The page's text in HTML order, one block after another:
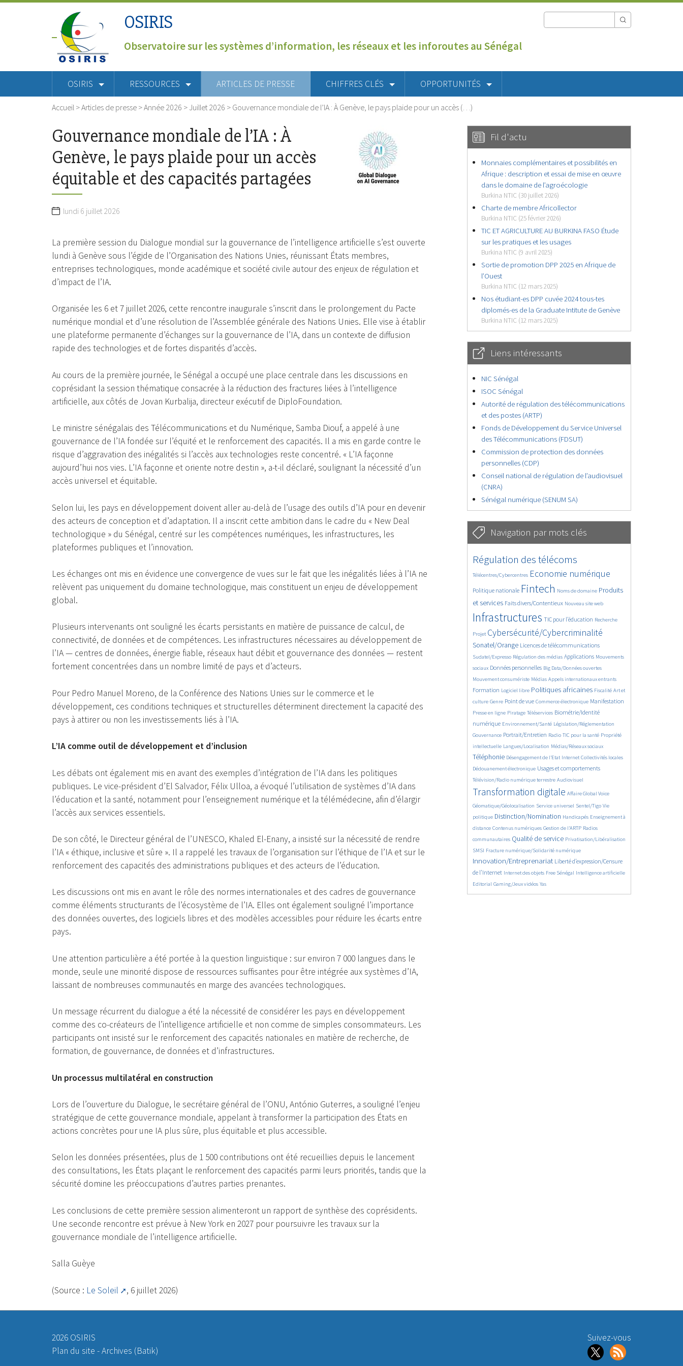
OSIRIS
Observatoire sur les systèmes d’information, les réseaux et les inforoutes au Sénégal
OSIRIS RESSOURCES ARTICLES DE PRESSE CHIFFRES CLÉS OPPORTUNITÉS
Accueil >Articles de presse >Année 2026 > Juillet 2026 > Gouvernance mondiale de l’IA : À Genève, le pays plaide pour un accès (…)
Gouvernance mondiale de l’IA : À
Genève, le pays plaide pour un accès
équitable et des capacités partagées
lundi 6 juillet 2026
La première session du Dialogue mondial sur la gouvernance de l’intelligence artificielle s’est ouverte
lundi à Genève sous l’égide de l’Organisation des Nations Unies, réunissant États membres,
entreprises technologiques, monde académique et société civile autour des enjeux de régulation et
d’impact de l’IA.
Organisée les 6 et 7 juillet 2026, cette rencontre inaugurale s’inscrit dans le prolongement du Pacte
numérique mondial et d’une résolution de l’Assemblée générale des Nations Unies. Elle vise à établir
une plateforme permanente d’échanges sur la gouvernance de l’IA, dans un contexte de diffusion
rapide des technologies et de fortes disparités d’accès.
Au cours de la première journée, le Sénégal a occupé une place centrale dans les discussions en
coprésidant la session thématique consacrée à la réduction des fractures liées à l’intelligence
artificielle, aux côtés de Jovan Kurbalija, directeur exécutif de DiploFoundation.
Le ministre sénégalais des Télécommunications et du Numérique, Samba Diouf, a appelé à une
gouvernance de l’IA fondée sur l’équité et le renforcement des capacités. Il a mis en garde contre le
risque d’aggravation des inégalités si l’accès aux technologies reste concentré. « L’IA façonne
aujourd’hui nos vies. L’IA façonne et oriente notre destin », a-t-il déclaré, soulignant la nécessité d’un
accès universel et équitable.
Selon lui, les pays en développement doivent aller au-delà de l’usage des outils d’IA pour en devenir
des acteurs de conception et d’adaptation. Il a inscrit cette ambition dans le cadre du « New Deal
technologique » du Sénégal, centré sur les compétences numériques, les infrastructures, les
plateformes publiques et l’innovation.
Les échanges ont mis en évidence une convergence de vues sur le fait que les inégalités liées à l’IA ne
relèvent pas uniquement du domaine technologique, mais constituent un enjeu de développement
global.
Plusieurs intervenants ont souligné les écarts persistants en matière de puissance de calcul, de
connectivité, de données et de compétences. Les infrastructures nécessaires au développement de
l’IA — centres de données, énergie fiable, réseaux haut débit et gouvernance des données — restent
fortement concentrées dans un nombre limité de pays et d’acteurs.
Pour Pedro Manuel Moreno, de la Conférence des Nations Unies sur le commerce et le
développement, ces conditions techniques et structurelles déterminent directement la capacité des
pays à attirer ou non les investissements liés à l’IA.
L’IA comme outil de développement et d’inclusion
Les débats ont également mis en avant des exemples d’intégration de l’IA dans les politiques
publiques. Le vice-président d’El Salvador, Félix Ulloa, a évoqué l’utilisation de systèmes d’IA dans
l’éducation et la santé, notamment pour l’enseignement numérique et la télémédecine, afin d’élargir
l’accès aux services essentiels.
De son côté, le Directeur général de l’UNESCO, Khaled El-Enany, a insisté sur la nécessité de rendre
l’IA « éthique, inclusive et sûre ». Il a rappelé les travaux de l’organisation sur l’éthique de l’IA et sur le
renforcement des capacités des administrations publiques et des acteurs de l’éducation.
Les discussions ont mis en avant le rôle des normes internationales et des cadres de gouvernance
comme éléments structurants de l’écosystème de l’IA. Elles ont également souligné l’importance
des données ouvertes, des logiciels libres et des modèles accessibles pour réduire les écarts entre
pays.
Une attention particulière a été portée à la question linguistique : sur environ 7 000 langues dans le
monde, seule une minorité dispose de ressources suffisantes pour être intégrée aux systèmes d’IA,
laissant de nombreuses communautés en marge des avancées technologiques.
Un message récurrent du dialogue a été la nécessité de considérer les pays en développement
comme des co-créateurs de l’intelligence artificielle et non comme de simples consommateurs. Les
participants ont insisté sur le renforcement des capacités nationales en matière de recherche, de
formation, de gouvernance, de données et d’infrastructures.
Un processus multilatéral en construction
Lors de l’ouverture du Dialogue, le secrétaire général de l’ONU, António Guterres, a souligné l’enjeu
stratégique de cette gouvernance mondiale, appelant à transformer la participation des États en
actions concrètes pour une IA plus sûre, plus équitable et plus accessible.
Selon les données présentées, plus de 1 500 contributions ont été recueillies depuis le lancement
des consultations, les États plaçant le renforcement des capacités parmi leurs priorités, tandis que la
sécurité domine les préoccupations d’autres parties prenantes.
Les conclusions de cette première session alimenteront un rapport de synthèse des coprésidents.
Une seconde rencontre est prévue à New York en 2027 pour poursuivre les travaux sur la
gouvernance mondiale de l’intelligence artificielle.
Salla Guèye
(Source : Le Soleil , 6 juillet 2026)
Fil d'actu
Monnaies complémentaires et possibilités en
Afrique : description et essai de mise en œuvre
dans le domaine de l’agroécologie
Burkina NTIC (30 juillet 2026)
Charte de membre Africollector
Burkina NTIC (25 février 2026)
TIC ET AGRICULTURE AU BURKINA FASO Étude
sur les pratiques et les usages
Burkina NTIC (9 avril 2025)
Sortie de promotion DPP 2025 en Afrique de
l’Ouest
Burkina NTIC (12 mars 2025)
Nos étudiant-es DPP cuvée 2024 tous-tes
diplomés-es de la Graduate Intitute de Genève
Burkina NTIC (12 mars 2025)
Liens intéressants
NIC Sénégal
ISOC Sénégal
Autorité de régulation des télécommunications
et des postes (ARTP)
Fonds de Développement du Service Universel
des Télécommunications (FDSUT)
Commission de protection des données
personnelles (CDP)
Conseil national de régulation de l’audiovisuel
(CNRA)
Sénégal numérique (SENUM SA)
Navigation par mots clés
4637/5597
Régulation des télécoms
362/5597
Télécentres/Cybercentres
3748/5597 Economie numérique
1865/5597
Politique nationale
5169/5597 Fintech
682/5597
Noms de domaine
2455/5597
Produits
et services
1608/5597 Faits divers/Contentieux
843/5597 Nouveau site web
5597/5597
Infrastructures
1827/5597
TIC pour l’éducation
198/5597
Recherche
247/5597
Projet
3553/5597Cybersécurité/Cybercriminalité
2309/5597
Sonatel/Orange
1613/5597 Licences de télécommunications
299/5597
Sudatel/Expresso
1015/5597 Régulation des médias
1517/5597 Applications
1138/5597
Mouvements
sociaux
1664/5597Données personnelles
146/5597 Big Data/Données ouvertes
622/5597
Mouvement consumériste
366/5597 Médias
735/5597 Appels internationaux entrants
1753/5597
Formation
94/5597 Logiciel libre
2623/5597 Politiques africaines
1109/5597 Fiscalité
175/5597
Art et
culture
647/5597
Genre
1853/5597 Point de vue
1052/5597 Commerce électronique
1578/5597 Manifestation
337/5597
Presse en ligne
131/5597 Piratage
210/5597 Téléservices
1231/5597
Biométrie/Identité
numérique
365/5597 Environnement/Santé
349/5597 Législation/Réglementation
372/5597
Gouvernance
1875/5597Portrait/Entretien
145/5597 Radio
837/5597 TIC pour la santé
290/5597
Propriété
intellectuelle
60/5597 Langues/Localisation
1141/5597 Médias/Réseaux sociaux
2249/5597
Téléphonie
199/5597 Désengagement de l’Etat
1070/5597 Internet
120/5597 Collectivités locales
418/5597
Dédouanement électronique
1349/5597 Usages et comportements
1039/5597
Télévision/Radio numérique terrestre
569/5597 Audiovisuel
4034/5597
Transformation digitale
385/5597 Affaire Global Voice
169/5597
Géomatique/Géolocalisation
325/5597 Service universel
666/5597 Sentel/Tigo
185/5597
Vie
politique
2151/5597Distinction/Nomination
34/5597 Handicapés
711/5597
Enseignement à
distance
870/5597Contenus numériques
595/5597 Gestion de l’ARTP
191/5597
Radios
communautaires
2165/5597 Qualité de service
557/5597 Privatisation/Libéralisation
136/5597
SMSI
492/5597Fracture numérique/Solidarité numérique
2789/5597
Innovation/Entreprenariat
1365/5597
Liberté d’expression/Censure
de l’Internet
50/5597 Internet des objets
176/5597 Free Sénégal
900/5597 Intelligence artificielle
202/5597
Editorial
68/5597Gaming/Jeux vidéos
28/5597 Yas
2026 OSIRIS
Plan du site -Archives (Batik)
Suivez-vous